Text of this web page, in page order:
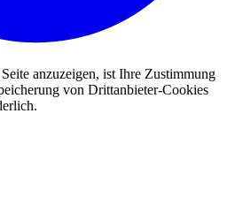
anzuzeigen, ist Ihre Zustimmung
von Drittanbieter-Cookies